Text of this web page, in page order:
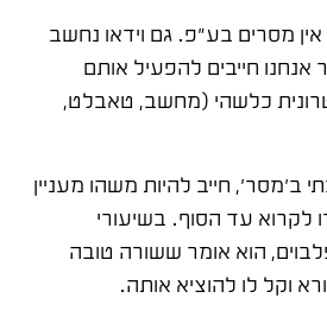
אין מסרים בע"פ. גם וידאו נחשב
חייבים להפעיל אותם
כלשהי (מחשב, טאבלט,
ב'מסר', חייב להיות משהו מעניין
לקרוא עד הסוף. בשיעורי
הוא אומר ששורה טובה
וקל לו להוציא אותה.